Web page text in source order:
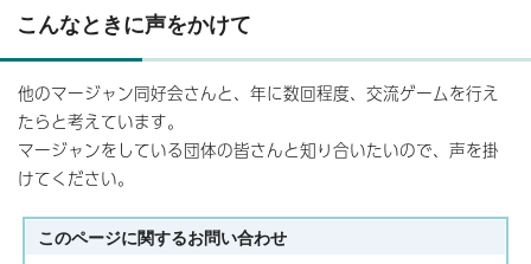
こんなときに声をかけて
他のマージャン同好会さんと、年に数回程度、交流ゲームを行え
たらと考えています。
マージャンをしている団体の皆さんと知り合いたいので、声を掛
けてください。
このページに関するお問い合わせ